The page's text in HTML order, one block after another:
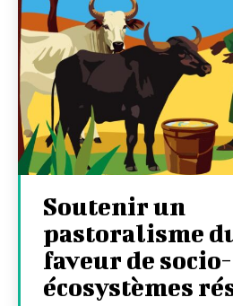
Soutenir un
pastoralisme
faveur de socio-
écosystèmes